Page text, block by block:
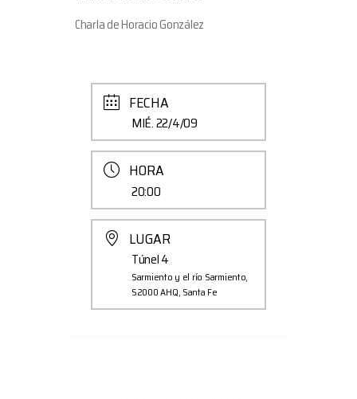
Charla de Horacio González
FECHA
MIÉ. 22/4/09
HORA
20:00
LUGAR
Túnel 4
Sarmiento y el río Sarmiento,
S2000 AHQ, Santa Fe